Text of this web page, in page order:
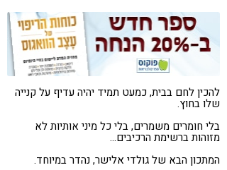
להכין לחם בבית, כמעט תמיד יהיה עדיף על קנייה
שלו בחוץ.
בלי חומרים משמרים, בלי כל מיני אותיות לא
מזוהות ברשימת הרכיבים…
המתכון הבא של גולדי אלישר, נהדר במיוחד.